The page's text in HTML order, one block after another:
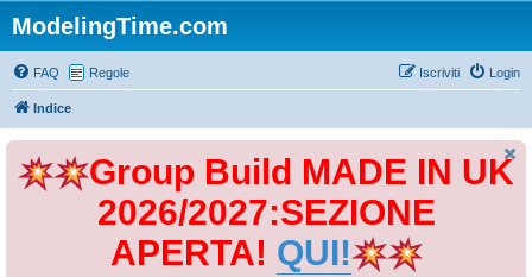
ModelingTime.com
FAQ Regole Login
Iscriviti
Indice
Group Build MADE IN UK
2026/2027:SEZIONE
APERTA! QUI!